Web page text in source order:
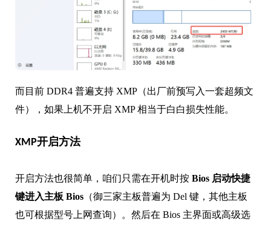
而目前 DDR4 普遍支持 XMP（出厂前预写入一套超频文
件），如果上机不开启 XMP 相当于白白损失性能。
XMP开启方法
开启方法也很简单，咱们只需在开机时按 Bios 启动快捷
键进入主板 Bios （御三家主板普遍为 Del 键，其他主板
也可根据型号上网查询）。然后在 Bios 主界面或高级选